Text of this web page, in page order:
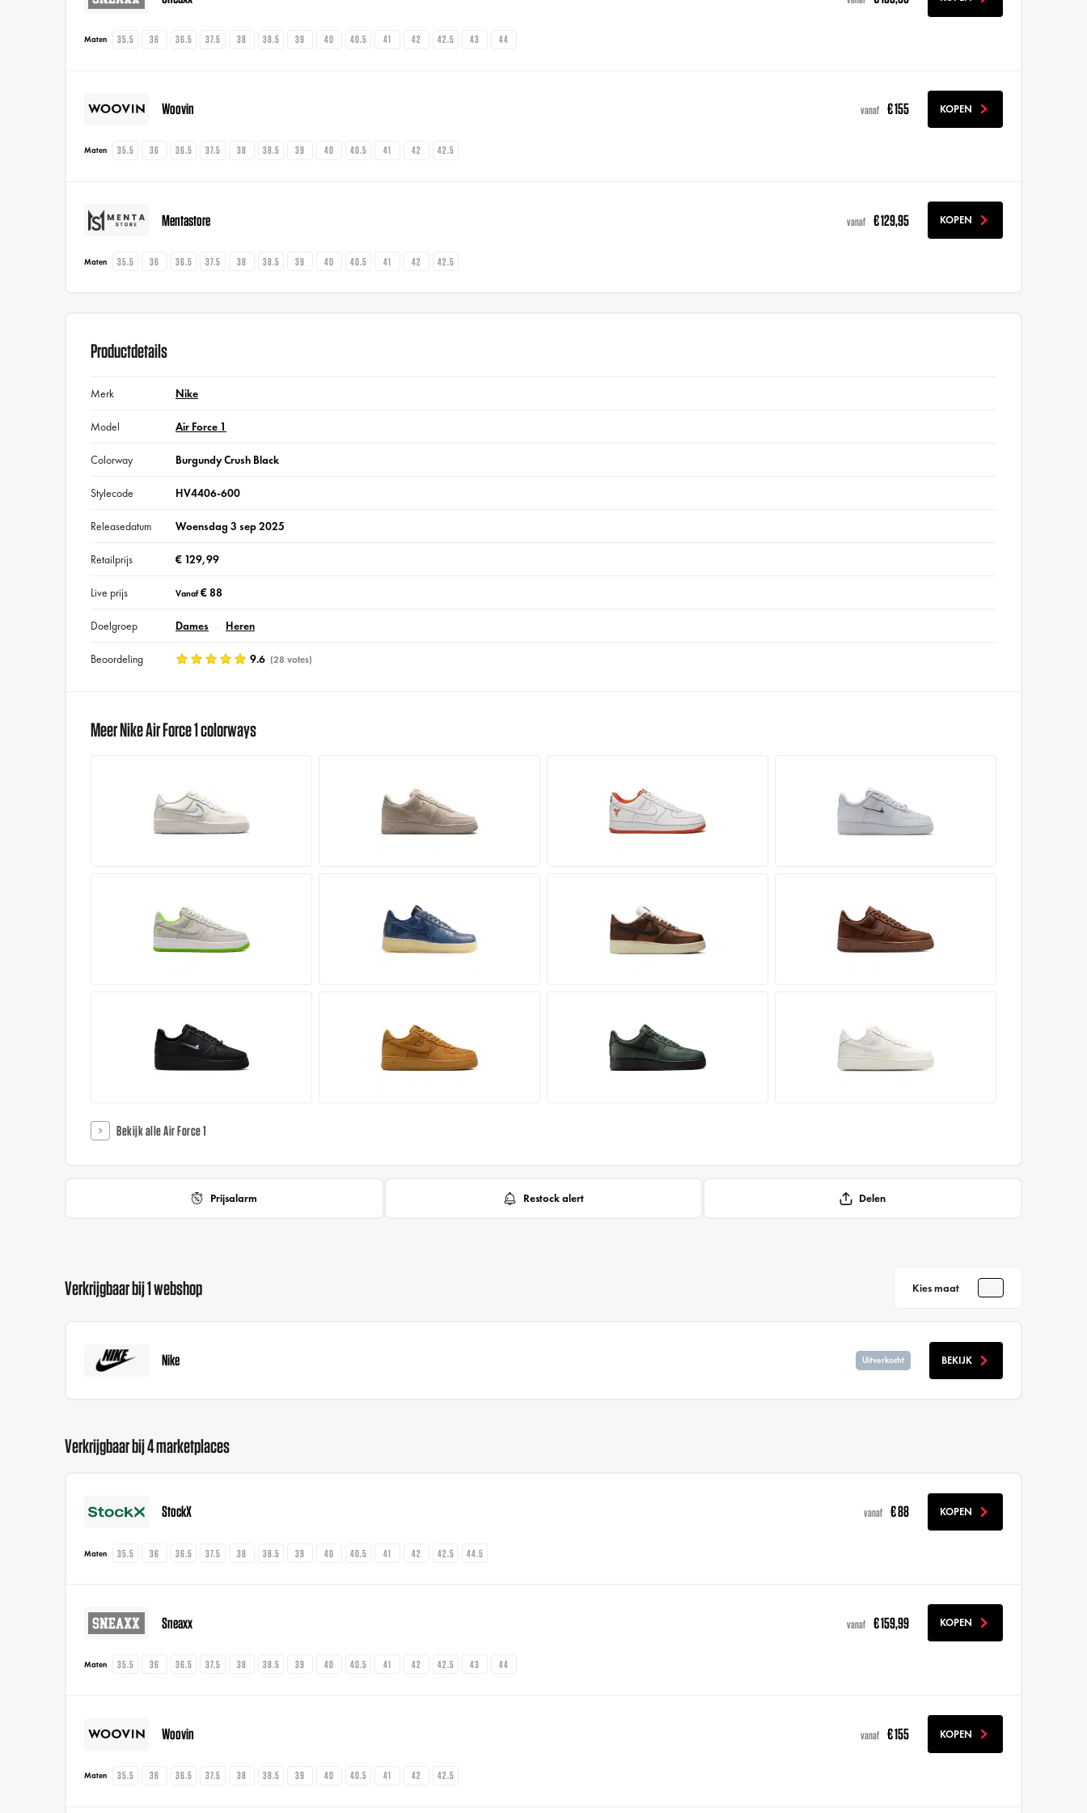
Maten 35.5 36 36.5 37.5 38 38.5 39 40 40.5 41 42 42.5 43 44
Woovin vanaf € 155 KOPEN
Maten 35.5 36 36.5 37.5 38 38.5 39 40 40.5 41 42 42.5
Mentastore vanaf € 129,95 KOPEN
Maten 35.5 36 36.5 37.5 38 38.5 39 40 40.5 41 42 42.5
Productdetails
Merk Nike
Model Air Force 1
Colorway Burgundy Crush Black
Stylecode HV4406-600
Releasedatum Woensdag 3 sep 2025
Retailprijs € 129,99
Live prijs Vanaf€ 88
Doelgroep Dames Heren
Beoordeling 9.6 (28 votes)
Meer Nike Air Force 1 colorways
Bekijk alle Air Force 1
Prijsalarm Restock alert Delen
Verkrijgbaar bij 1 webshop Kies maat
Nike Uitverkocht BEKIJK
Verkrijgbaar bij 4 marketplaces
StockX vanaf € 88 KOPEN
Maten 35.5 36 36.5 37.5 38 38.5 39 40 40.5 41 42 42.5 44.5
Sneaxx vanaf € 159,99 KOPEN
Maten 35.5 36 36.5 37.5 38 38.5 39 40 40.5 41 42 42.5 43 44
Woovin vanaf € 155 KOPEN
Maten 35.5 36 36.5 37.5 38 38.5 39 40 40.5 41 42 42.5